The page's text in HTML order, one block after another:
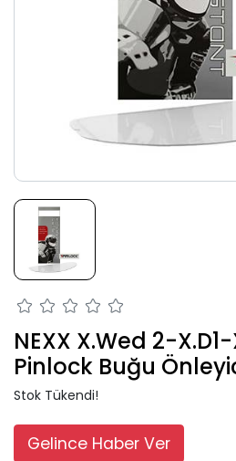
NEXX X.Wed 2-X.D1-
Pinlock Buğu
Stok Tükendi!
Gelince Haber Ver